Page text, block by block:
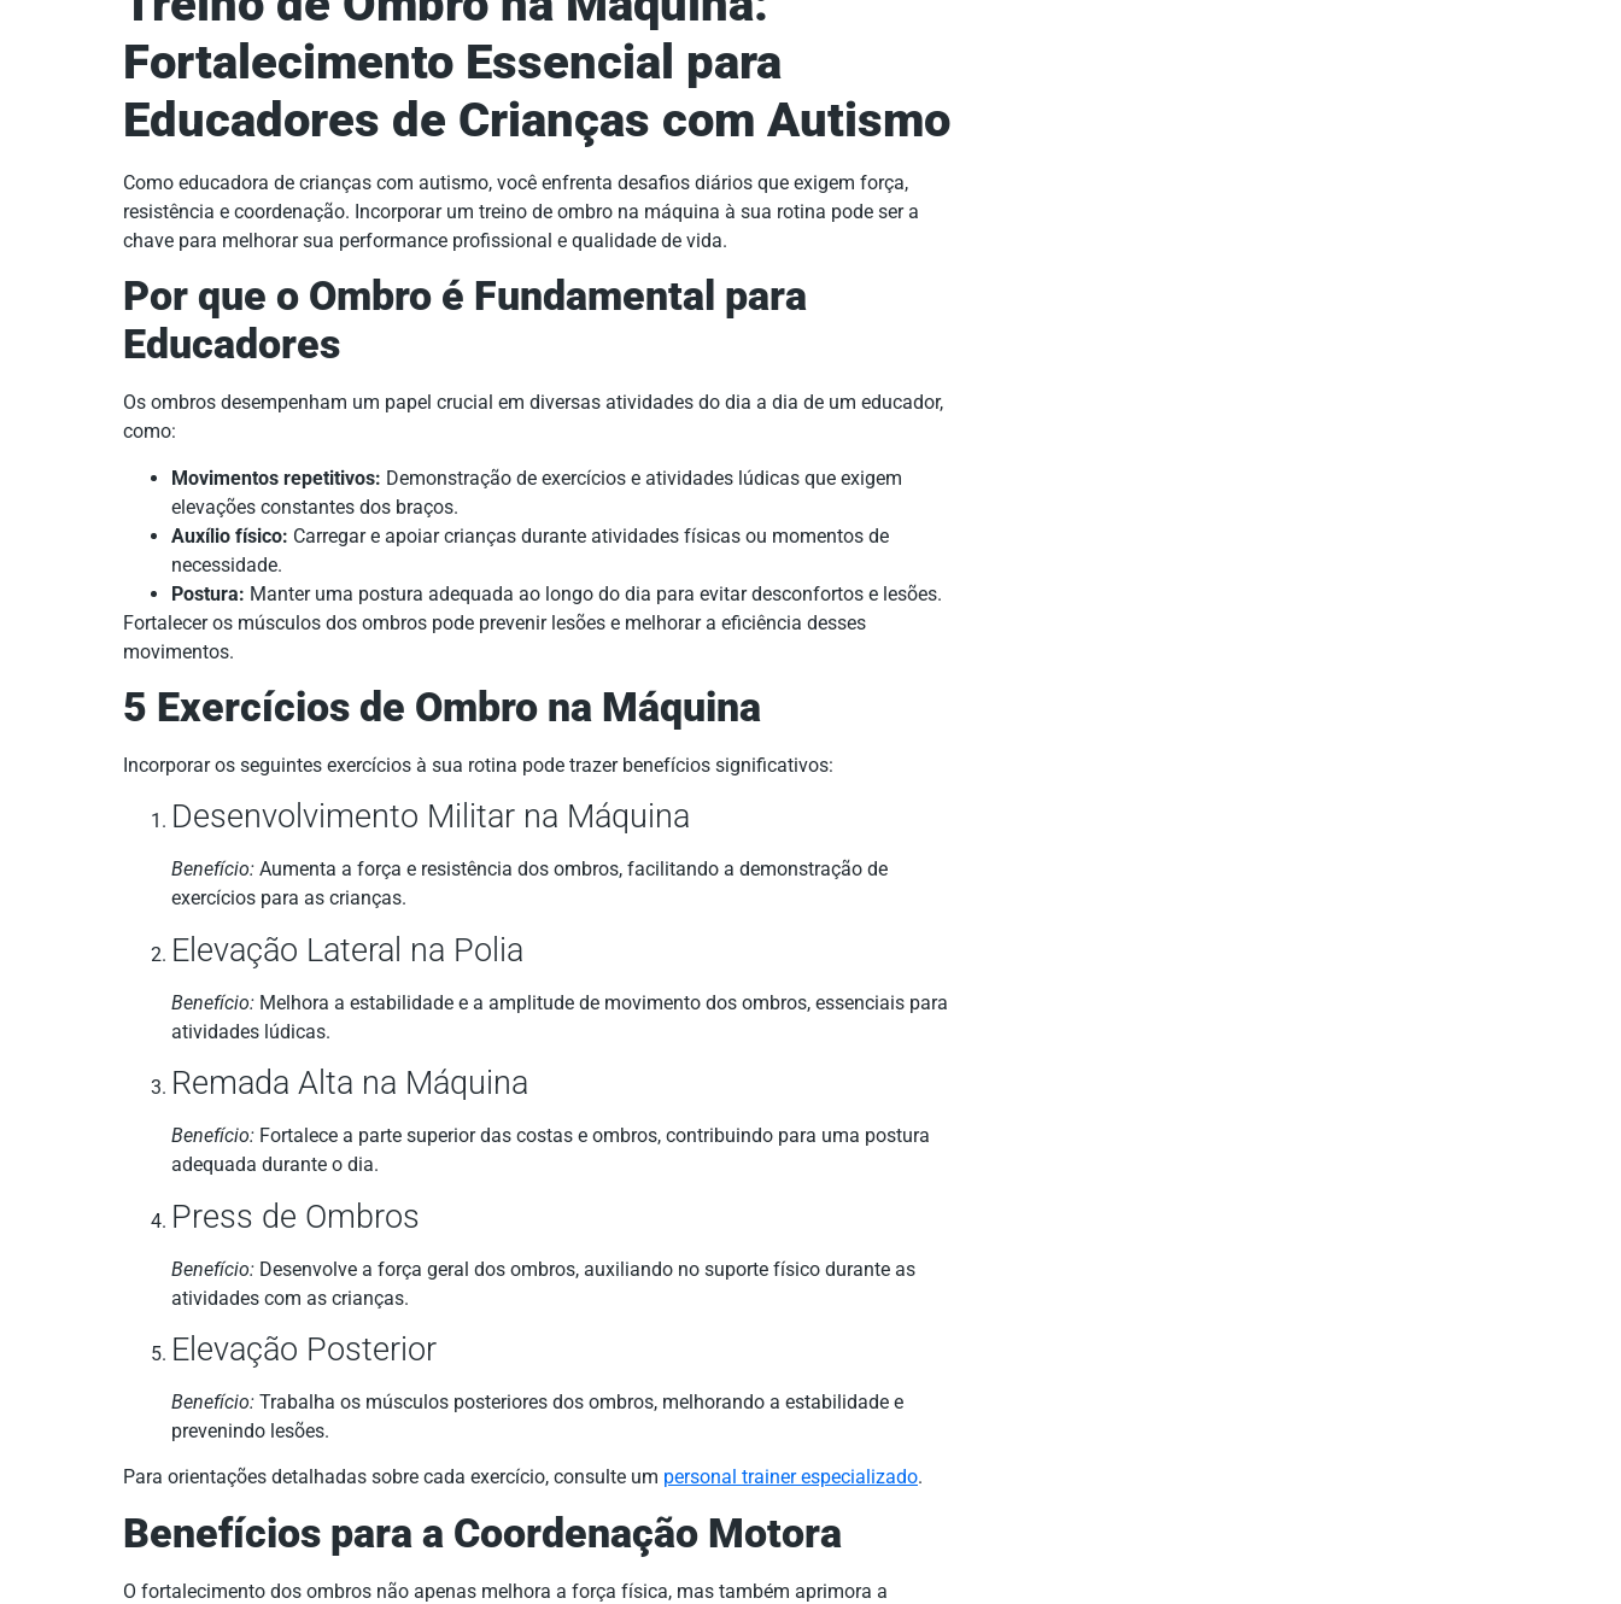
Fortalecimento Essencial para
Educadores de Crianças com Autismo
Como educadora de crianças com autismo, você enfrenta desafios diários que exigem força,
resistência e coordenação. Incorporar um treino de ombro na máquina à sua rotina pode ser a
chave para melhorar sua performance profissional e qualidade de vida.
Por que o Ombro é Fundamental para
Educadores
Os ombros desempenham um papel crucial em diversas atividades do dia a dia de um educador,
como:
Movimentos repetitivos: Demonstração de exercícios e atividades lúdicas que exigem
elevações constantes dos braços.
Auxílio físico: Carregar e apoiar crianças durante atividades físicas ou momentos de
necessidade.
Postura: Manter uma postura adequada ao longo do dia para evitar desconfortos e lesões.
Fortalecer os músculos dos ombros pode prevenir lesões e melhorar a eficiência desses
movimentos.
5 Exercícios de Ombro na Máquina
Incorporar os seguintes exercícios à sua rotina pode trazer benefícios significativos:
Desenvolvimento Militar na Máquina
Benefício: Aumenta a força e resistência dos ombros, facilitando a demonstração de
exercícios para as crianças.
Elevação Lateral na Polia
Benefício: Melhora a estabilidade e a amplitude de movimento dos ombros, essenciais para
atividades lúdicas.
Remada Alta na Máquina
Benefício: Fortalece a parte superior das costas e ombros, contribuindo para uma postura
adequada durante o dia.
Press de Ombros
Benefício: Desenvolve a força geral dos ombros, auxiliando no suporte físico durante as
atividades com as crianças.
Elevação Posterior
Benefício: Trabalha os músculos posteriores dos ombros, melhorando a estabilidade e
prevenindo lesões.
Para orientações detalhadas sobre cada exercício, consulte um personal trainer especializado.
Benefícios para a Coordenação Motora
O fortalecimento dos ombros não apenas melhora a força física, mas também aprimora a